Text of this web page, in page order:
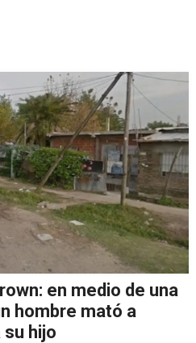
en medio de una
hombre mató a
su hijo